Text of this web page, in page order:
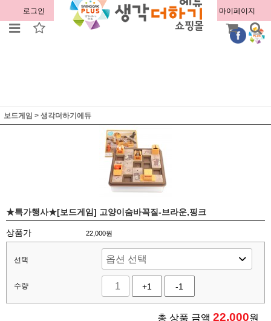
로그인 회원가입 주문조회 마이페이지
보드게임 > 생각더하기에듀
★특가행사★[보드게임] 고양이숨바꼭질-브라운,핑크
상품가 22,000원
선택
수량 +1 -1
총 상품 금액 22,000원